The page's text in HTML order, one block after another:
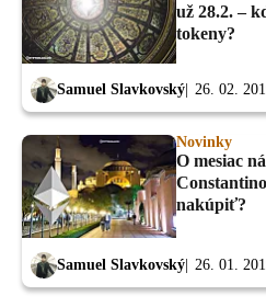
už 28.2. –
tokeny?
Samuel Slavkovský 26. 02.
Novinky
O mesiac
nakúpiť?
Samuel Slavkovský 26. 01.